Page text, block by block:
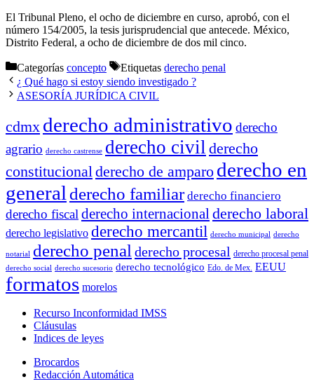
El Tribunal Pleno, el ocho de diciembre en curso, aprobó, con el
número 154/2005, la tesis jurisprudencial que antecede. México,
Distrito Federal, a ocho de diciembre de dos mil cinco.
Categorías concepto Etiquetas derecho penal
¿ Qué hago si estoy siendo investigado ?
ASESORÍA JURÍDICA CIVIL
cdmx derecho administrativo derecho
agrario derecho castrense derecho civil derecho
constitucional derecho de amparo derecho en
general derecho familiar derecho financiero
derecho fiscal derecho internacionalderecho laboral
derecho legislativo derecho mercantil derecho municipal derecho
notarial derecho penal derecho procesal derecho procesal penal
derecho social derecho sucesorio derecho tecnológico Edo. de Mex. EEUU
formatos morelos
Recurso Inconformidad IMSS
Cláusulas
Indices de leyes
Brocardos
Redacción Automática